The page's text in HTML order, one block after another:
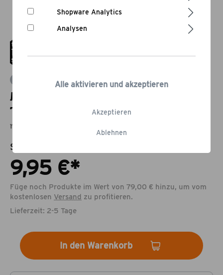
Bewertung schreiben
Messfühler für Grillthermometer
TBS1 rot/lila
mit Silikongriff
Statt:
9,95 €*
Füge noch Produkte im Wert von 79,00 € hinzu, um vom
kostenlosen Versand zu profitieren.
Lieferzeit: 2-5 Tage
In den Warenkorb
Shopware Analytics
Analysen
Ablehnen
Akzeptieren
Alle aktivieren und akzeptieren